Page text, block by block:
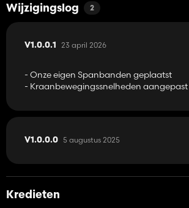
Wijzigingslog 2
V1.0.0.1 23 april 2026
- Onze eigen Spanbanden geplaatst
- Kraanbewegingssnelheden aangepast
V1.0.0.0 5 augustus 2025
Kredieten